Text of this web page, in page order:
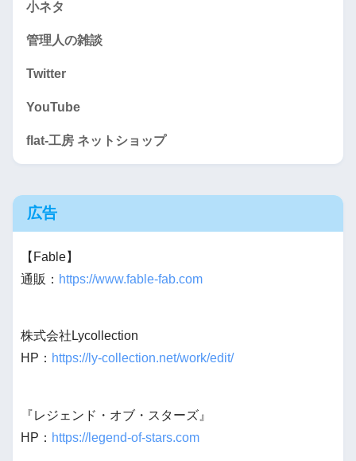
小ネタ
管理人の雑談
Twitter
YouTube
flat-工房 ネットショップ
広告
【Fable】
通販： https://www.fable-fab.com
株式会社Lycollection
HP： https://ly-collection.net/work/edit/
『レジェンド・オブ・スターズ』
HP： https://legend-of-stars.com